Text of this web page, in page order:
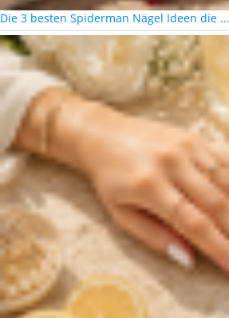
Die 3 besten Spiderman Nägel Ideen die …